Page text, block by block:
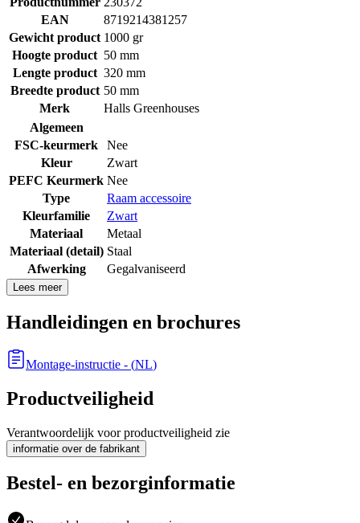
EAN
8719214381257
Gewicht product 1000 gr
Hoogte product 50 mm
Lengte product 320 mm
Breedte product 50 mm
Merk
Halls Greenhouses
Algemeen
FSC-keurmerk
Nee
Kleur
Zwart
PEFC Keurmerk Nee
Type
Raam accessoire
Kleurfamilie
Zwart
Materiaal
Metaal
Materiaal (detail) Staal
Afwerking
Gegalvaniseerd
Lees meer
Handleidingen en brochures
Montage-instructie - (NL)
Productveiligheid
Verantwoordelijk voor productveiligheid zie
informatie over de fabrikant
Bestel- en bezorginformatie